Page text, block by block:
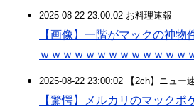
2025-08-22 23:00:02 お料理速報
【画像】一階がマックの神物
ｗｗｗｗｗｗｗｗｗｗｗｗｗ
2025-08-22 23:00:02 【2ch】ニュー
【驚愕】メルカリのマックポ